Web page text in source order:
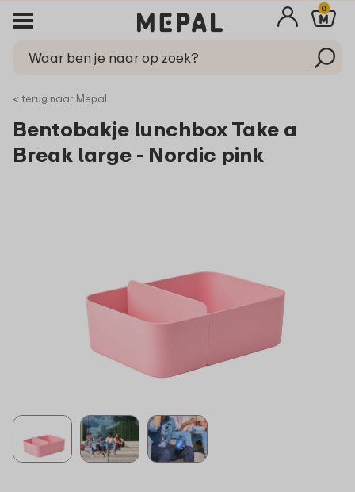
0
< terug naar Mepal
Bentobakje lunchbox Take a
Break large - Nordic pink